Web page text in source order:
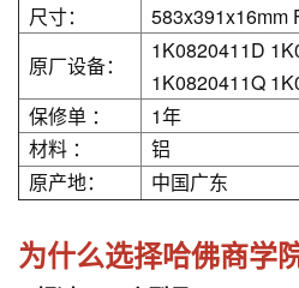
尺寸：
583x391x16mm
原厂设备：
1K0820411D
1K0820411Q
保修单 ：
1年
材料 ：
铝
原产地：
中国广东
为什么选择哈佛商学